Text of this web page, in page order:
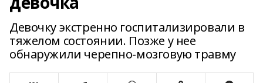
Девочку экстренно госпитализировали в
тяжелом состоянии. Позже у нее
обнаружили черепно-мозговую травму